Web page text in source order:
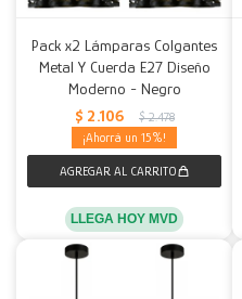
Pack x2 Lámparas Colgantes
Metal Y Cuerda E27 Diseño
Moderno - Negro
$ 2.106 $ 2.478
15
LLEGA HOY MVD